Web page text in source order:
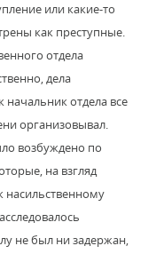
или какие-то
как преступные.
отдела
дела
начальник отдела все
организовывал.
возбуждено по
на взгляд
насильственному
не был ни задержан,